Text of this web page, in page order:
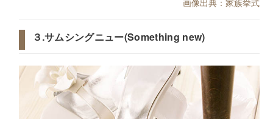
画像出典：家族挙式
３.サムシングニュー(Something new)